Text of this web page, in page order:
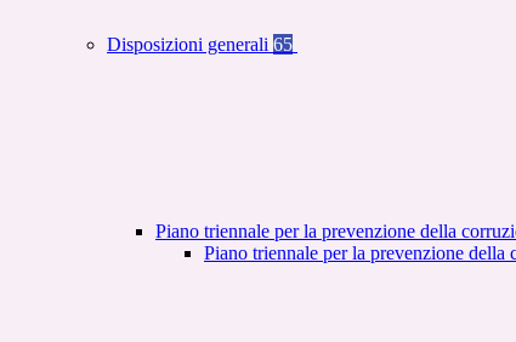
Disposizioni generali 65
Piano triennale per la prevenzione della
Piano triennale per la prevenzione della